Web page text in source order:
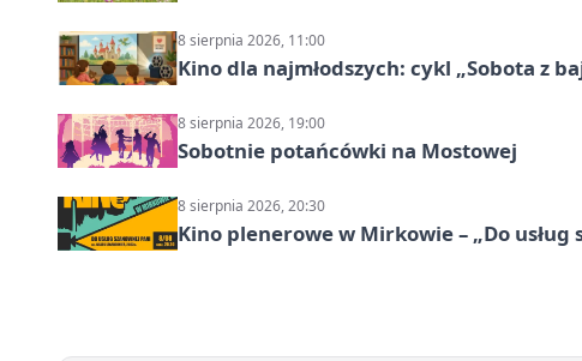
8 sierpnia 2026, 11:00
Kino dla najmłodszych: cykl „Sobota z
8 sierpnia 2026, 19:00
Sobotnie potańcówki na Mostowej
8 sierpnia 2026, 20:30
Kino plenerowe w Mirkowie – „Do usług